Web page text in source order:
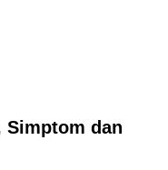
Simptom dan